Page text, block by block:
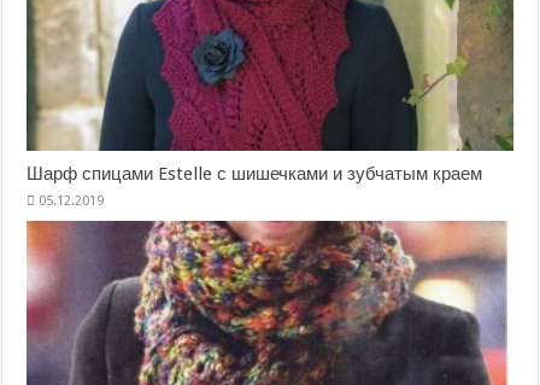
Шарф спицами Estelle с шишечками и зубчатым краем